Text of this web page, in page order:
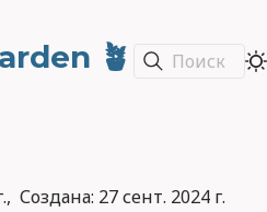
🪴 Поиск
Создана: 27 сент. 2024 г.